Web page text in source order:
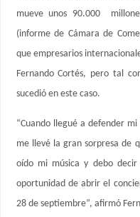
mueve unos 90.000
(informe de Cámara de
que empresarios
Fernando Cortés, pero tal
sucedió en este caso.
“Cuando llegué a defender
me llevé la gran sorpresa de
oído mi música y debo
oportunidad de abrir el
28 de septiembre”, afirmó